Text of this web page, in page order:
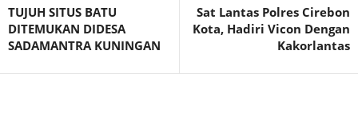
TUJUH SITUS BATU
DITEMUKAN DIDESA
SADAMANTRA KUNINGAN
Sat Lantas Polres Cirebon
Kota, Hadiri Vicon Dengan
Kakorlantas